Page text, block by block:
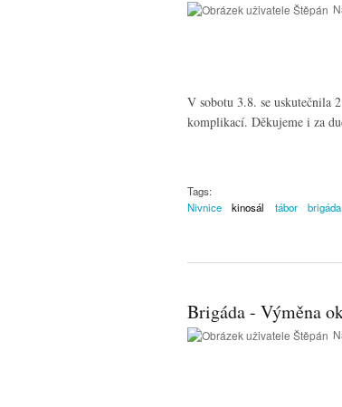
V sobotu 3.8. se uskutečnila
komplikací. Děkujeme i za
Tags:
Nivnice
kinosál tábor brigáda
Brigáda - Výměna